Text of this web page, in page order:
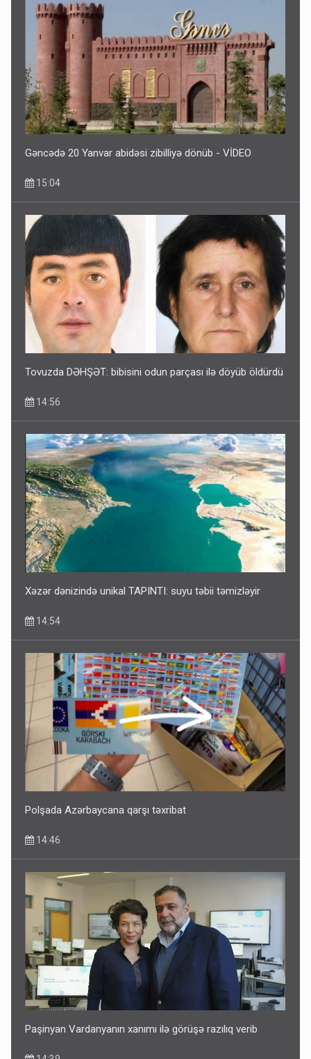
Gəncədə 20 Yanvar abidəsi zibilliyə dönüb - VİDEO
15:04
Tovuzda DƏHŞƏT: bibisini odun parçası ilə döyüb öldürdü
14:56
Xəzər dənizində unikal TAPINTI: suyu təbii təmizləyir
14:54
Polşada Azərbaycana qarşı təxribat
14:46
Paşinyan Vardanyanın xanımı ilə görüşə razılıq verib